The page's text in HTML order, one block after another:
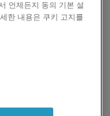
the cartridge.
cartridge seals.
언제든지 동의 기본 설
한 내용은 쿠키 고지를